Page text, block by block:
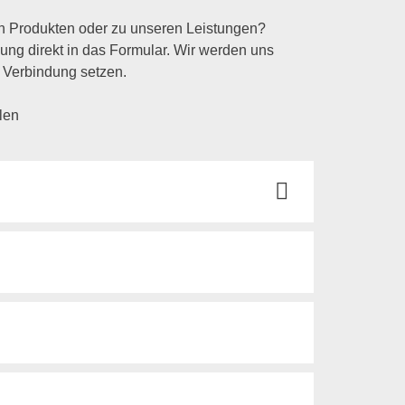
Produkten oder zu unseren Leistungen?
direkt in das Formular. Wir werden uns
setzen.